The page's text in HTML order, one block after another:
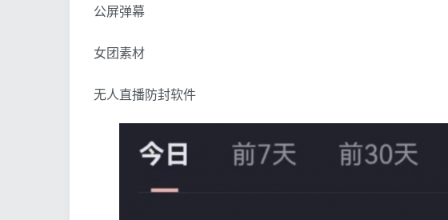
公屏弹幕
女团素材
无人直播防封软件